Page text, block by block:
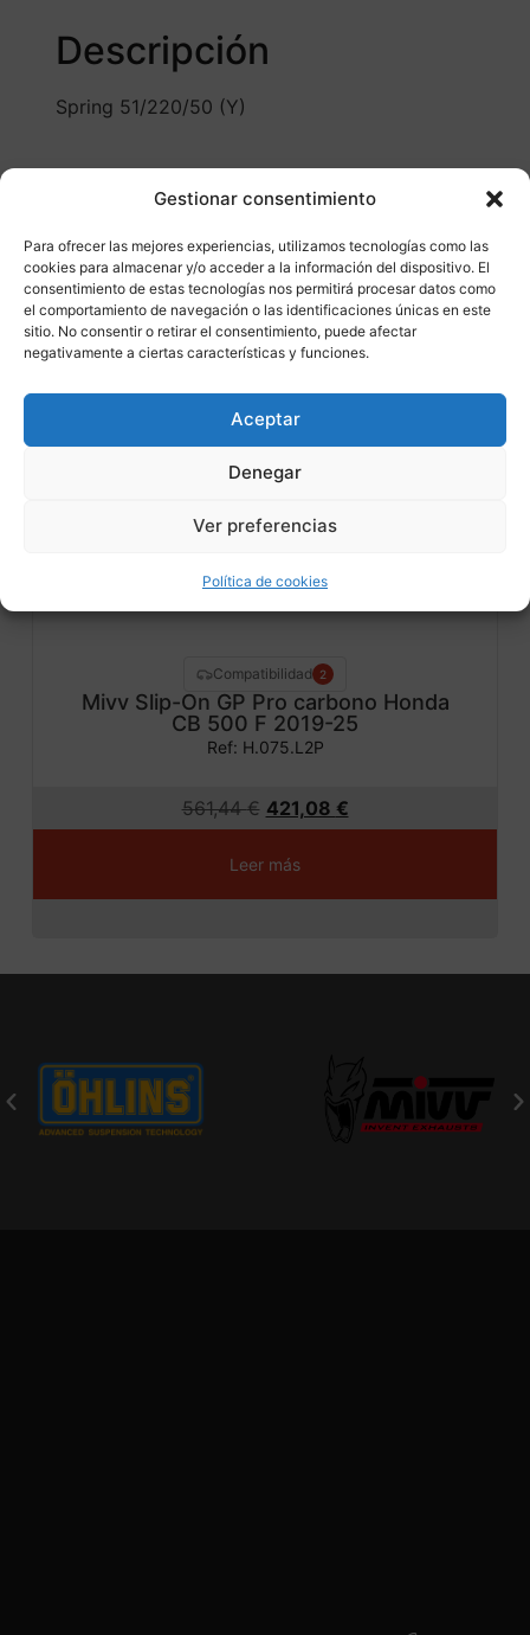
Gestionar consentimiento
Para ofrecer las mejores experiencias, utilizamos tecnologías como las
cookies para almacenar y/o acceder a la información del dispositivo. El
consentimiento de estas tecnologías nos permitirá procesar datos como
el comportamiento de navegación o las identificaciones únicas en este
sitio. No consentir o retirar el consentimiento, puede afectar
negativamente a ciertas características y funciones.
Aceptar
Denegar
Ver preferencias
Política de cookies
Descripción
Spring 51/220/50 (Y)
Otros productos
¡Ofer
Compatibilidad 2
Mivv Slip-On GP Pro carbono Honda
CB 500 F 2019-25
Ref: H.075.L2P
561,44€ 421,08 €
Leer más